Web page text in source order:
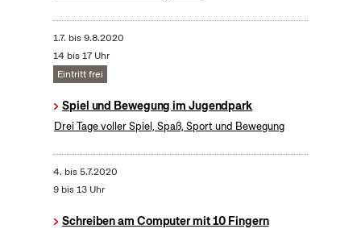
1.7. bis9.8.2020
14 bis 17 Uhr
Eintritt frei
Spiel und Bewegung im Jugendpark
Drei Tage voller Spiel, Spaß, Sport und Bewegung
4. bis5.7.2020
9 bis 13 Uhr
Schreiben am Computer mit 10 Fingern